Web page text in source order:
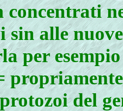
concentrati
alle
per
del